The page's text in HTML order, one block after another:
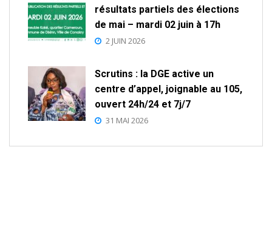
résultats partiels des élections
de mai – mardi 02 juin à 17h
2 JUIN 2026
Scrutins : la DGE active un
centre d’appel, joignable au 105,
ouvert 24h/24 et 7j/7
31 MAI 2026